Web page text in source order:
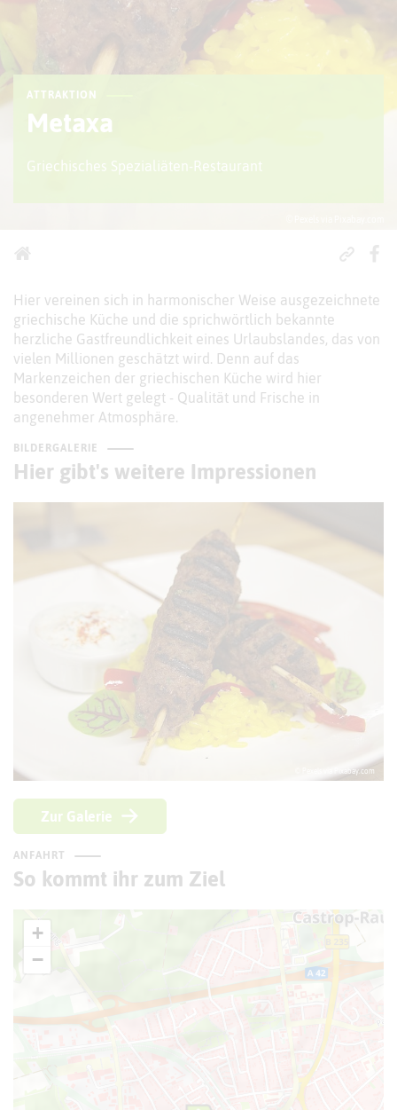
ATTRAKTION
Metaxa
Griechisches Spezialiäten-Restaurant
Hier vereinen sich in harmonischer Weise ausgezeichnete
griechische Küche und die sprichwörtlich bekannte
herzliche Gastfreundlichkeit eines Urlaubslandes, das von
vielen Millionen geschätzt wird. Denn auf das
Markenzeichen der griechischen Küche wird hier
besonderen Wert gelegt - Qualität und Frische in
angenehmer Atmosphäre.
BILDERGALERIE
Hier gibt's weitere Impressionen
© Pexels via Pixabay.com
Zur Galerie
ANFAHRT
So kommt ihr zum Ziel
+
−